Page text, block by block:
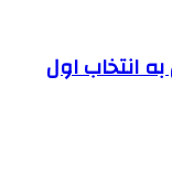
انتخاب اول